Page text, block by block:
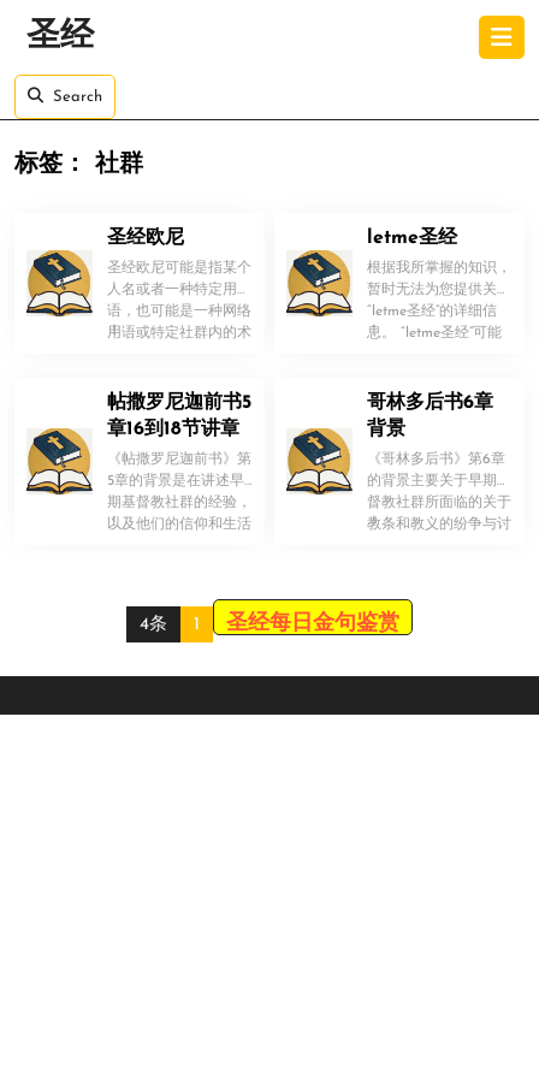
圣经
Search
标签： 社群
圣经欧尼
圣经欧尼可能是指某个
人名或者一种特定用
语，也可能是一种网络
用语或特定社群内的术
！
letme圣经
根据我所掌握的知识，
暂时无法为您提供关于
“letme圣经”的详细信
息。 “letme圣经”可能
！
帖撒罗尼迦前书5
章16到18节讲章
《帖撒罗尼迦前书》第
5章的背景是在讲述早
期基督教社群的经验，
以及他们的信仰和生活
！
哥林多后书6章
背景
《哥林多后书》第6章
的背景主要关于早期基
督教社群所面临的关于
教条和教义的纷争与讨
！
4条 1 圣经每日金句鉴赏